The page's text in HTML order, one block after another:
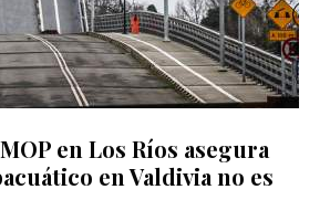
en Los Ríos asegura
en Valdivia no es